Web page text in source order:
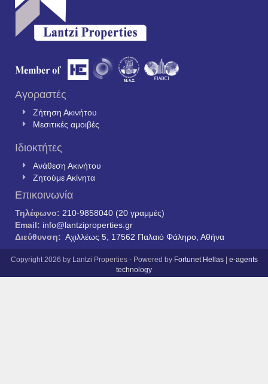
Αγοραστές
Ζήτηση Ακινήτου
Μεσιτικές αμοιβές
Ιδιοκτήτες
Ανάθεση Ακινήτου
Ζητούμε Ακίνητα
Επικοινωνία
Τηλέφωνο: 210-9858040 (20 γραμμές)
Email: info@lantziproperties.gr
Διεύθυνση: Αχιλλέως 5, 17562 Παλαιό Φάληρο, Αθήνα
Copyright 2026 by Lantzi Properties - Powered by Fortunet Hellas| e-agents
technology